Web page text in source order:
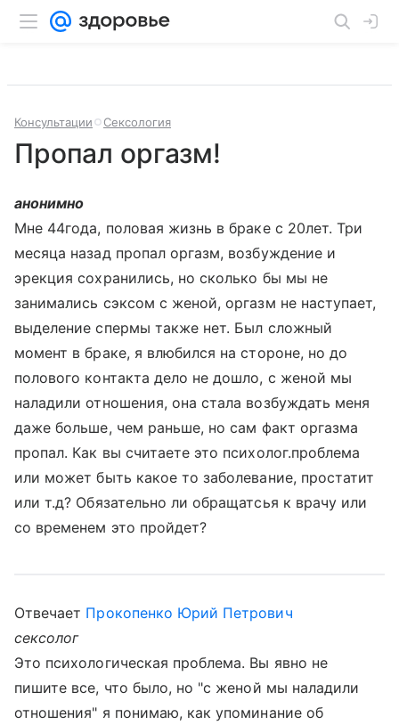
Консультации Сексология
Пропал оргазм!
анонимно
Мне 44года, половая жизнь в браке с 20лет. Три
месяца назад пропал оргазм, возбуждение и
эрекция сохранились, но сколько бы мы не
занимались сэксом с женой, оргазм не наступает,
выделение спермы также нет. Был сложный
момент в браке, я влюбился на стороне, но до
полового контакта дело не дошло, с женой мы
наладили отношения, она стала возбуждать меня
даже больше, чем раньше, но сам факт оргазма
пропал. Как вы считаете это психолог.проблема
или может быть какое то заболевание, простатит
или т.д? Обязательно ли обращатсья к врачу или
со временем это пройдет?
Отвечает Прокопенко Юрий Петрович
сексолог
Это психологическая проблема. Вы явно не
пишите все, что было, но "с женой мы наладили
отношения" я понимаю, как упоминание об